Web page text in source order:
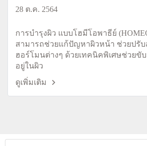
28 ต.ค. 2564
การบำรุงผิว แบบโฮมีโอพาธีย์
สามารถช่วยแก้ปัญหาผิวหน้า ช่วยปรั
ฮอร์โมนต่างๆ ด้วยเทคนิคพิเศษช่วยขั
อยู่ในผิว
ดูเพิ่มเติม